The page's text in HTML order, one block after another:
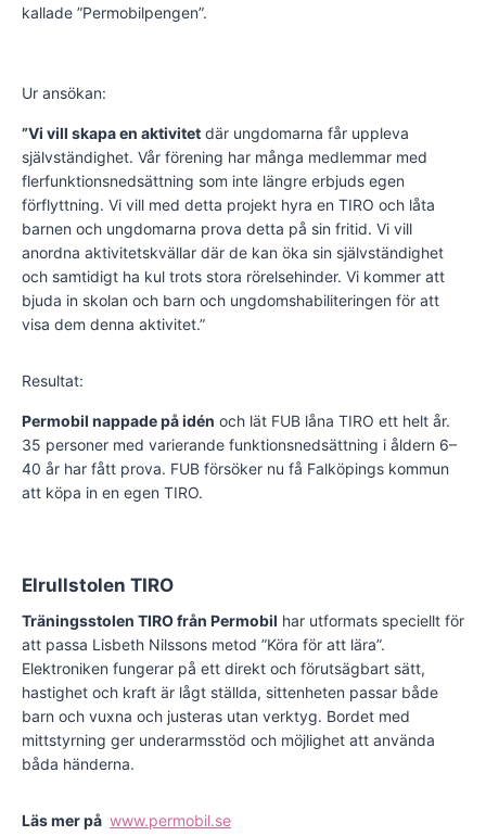
kallade ”Permobilpengen”.
Ur ansökan:
”Vi vill skapa en aktivitet där ungdomarna får uppleva
självständighet. Vår förening har många medlemmar med
flerfunktionsnedsättning som inte längre erbjuds egen
förflyttning. Vi vill med detta projekt hyra en TIRO och låta
barnen och ungdomarna prova detta på sin fritid. Vi vill
anordna aktivitetskvällar där de kan öka sin självständighet
och samtidigt ha kul trots stora rörelsehinder. Vi kommer att
bjuda in skolan och barn och ungdomshabiliteringen för att
visa dem denna aktivitet.”
Resultat:
Permobil nappade på idén och lät FUB låna TIRO ett helt år.
35 personer med varierande funktionsnedsättning i åldern 6–
40 år har fått prova. FUB försöker nu få Falköpings kommun
att köpa in en egen TIRO.
Elrullstolen TIRO
Träningsstolen TIRO från Permobil har utformats speciellt för
att passa Lisbeth Nilssons metod ”Köra för att lära”.
Elektroniken fungerar på ett direkt och förutsägbart sätt,
hastighet och kraft är lågt ställda, sittenheten passar både
barn och vuxna och justeras utan verktyg. Bordet med
mittstyrning ger underarmsstöd och möjlighet att använda
båda händerna.
Läs mer på www.permobil.se